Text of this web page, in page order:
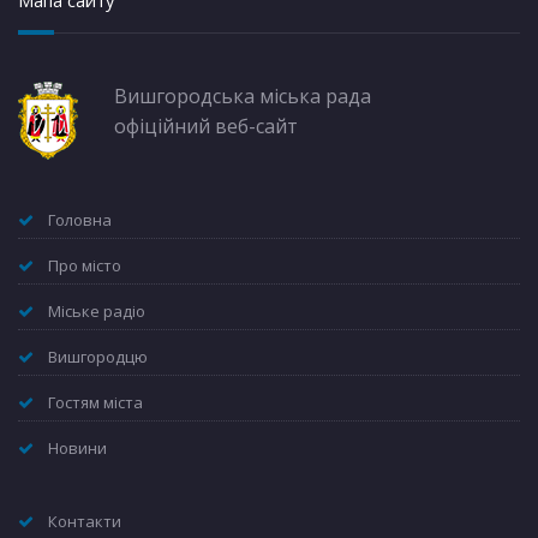
Вишгородська міська рада
офіційний веб-сайт
Головна
Про місто
Міське радіо
Вишгородцю
Гостям міста
Новини
Контакти